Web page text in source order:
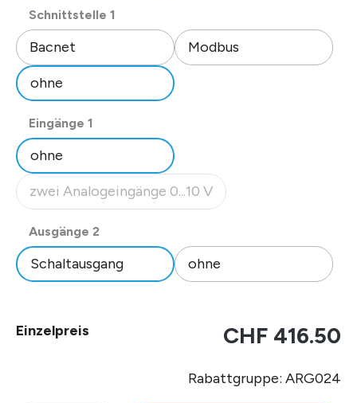
Schnittstelle 1
Bacnet
Modbus
ohne
Eingänge 1
ohne
zwei Analogeingänge 0...10 V
(Diese Option ist zurzeit nicht verfügbar.)
Ausgänge 2
Schaltausgang
ohne
Einzelpreis CHF 416.50
Rabattgruppe: ARG024